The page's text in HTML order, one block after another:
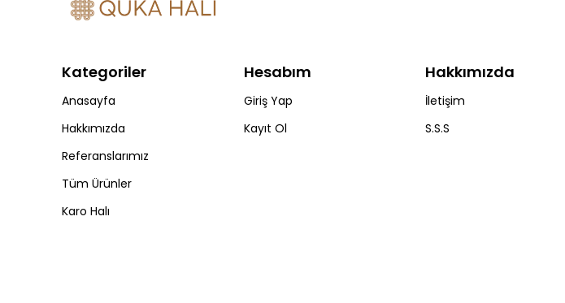
Kategoriler
Anasayfa
Hakkımızda
Referanslarımız
Tüm Ürünler
Karo Halı
Hesabım
Giriş Yap
Kayıt Ol
Hakkımızda
İletişim
S.S.S